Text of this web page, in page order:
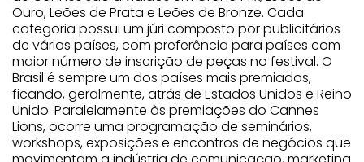
Ouro, Leões de Prata e Leões de Bronze. Cada
categoria possui um júri composto por publicitários
de vários países, com preferência para países com
maior número de inscrição de peças no festival. O
Brasil é sempre um dos países mais premiados,
ficando, geralmente, atrás de Estados Unidos e Reino
Unido. Paralelamente às premiações do Cannes
Lions, ocorre uma programação de seminários,
workshops, exposições e encontros de negócios que